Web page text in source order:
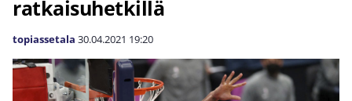
ratkaisuhetkillä
topiassetala 30.04.2021 19:20